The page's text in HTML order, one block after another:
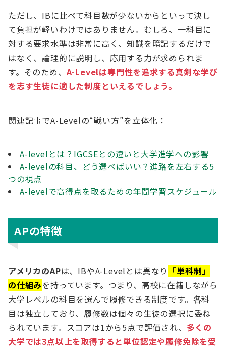
ただし、IBに比べて科目数が少ないからといって決し
て負担が軽いわけではありません。むしろ、一科目に
対する要求水準は非常に高く、知識を暗記するだけで
はなく、論理的に説明し、応用する力が求められま
す。そのため、 A-Levelは専門性を追求する真剣な学び
を志す生徒に適した制度といえるでしょう。
関連記事でA-Levelの“戦い方”を立体化：
A-levelとは？IGCSEとの違いと大学進学への影響
A-levelの科目、どう選べばいい？進路を左右する5
つの視点
A-levelで高得点を取るための年間学習スケジュール
APの特徴
アメリカのAPは、IBやA-Levelとは異なり 「単科制」
の仕組みを持っています。つまり、高校に在籍しながら
大学レベルの科目を選んで履修できる制度です。各科
目は独立しており、履修数は個々の生徒の選択に委ね
られています。スコアは1から5点で評価され、 多くの
大学では3点以上を取得すると単位認定や履修免除を受